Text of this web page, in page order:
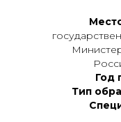
Год
Тип